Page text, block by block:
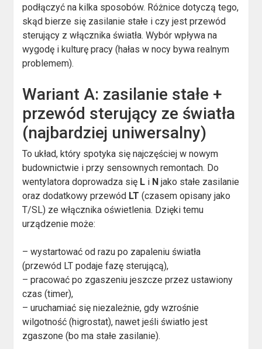
podłączyć na kilka sposobów. Różnice dotyczą tego,
skąd bierze się zasilanie stałe i czy jest przewód
sterujący z włącznika światła. Wybór wpływa na
wygodę i kulturę pracy (hałas w nocy bywa realnym
problemem).
Wariant A: zasilanie stałe +
przewód sterujący ze światła
(najbardziej uniwersalny)
To układ, który spotyka się najczęściej w nowym
budownictwie i przy sensownych remontach. Do
wentylatora doprowadza się L i N jako stałe zasilanie
oraz dodatkowy przewód LT (czasem opisany jako
T/SL) ze włącznika oświetlenia. Dzięki temu
urządzenie może:
– wystartować od razu po zapaleniu światła
(przewód LT podaje fazę sterującą),
– pracować po zgaszeniu jeszcze przez ustawiony
czas (timer),
– uruchamiać się niezależnie, gdy wzrośnie
wilgotność (higrostat), nawet jeśli światło jest
zgaszone (bo ma stałe zasilanie).